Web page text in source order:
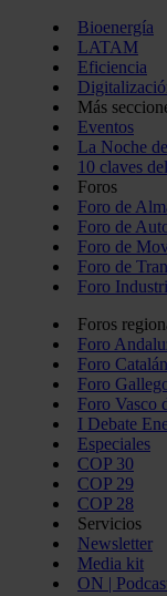
Bioenergía
LATAM
Eficiencia
Más
Eventos
La Noche
10 claves
Foros
Foro de
Foro de
Foro de
Foro de
Foro
Foros
Foro
Foro
Foro
Foro Vasco
I Debate
Especiales
COP 30
COP 29
COP 28
Servicios
Newsletter
Media kit
ON |